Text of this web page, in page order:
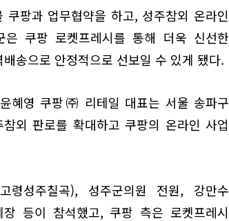
팡과 업무협약을 하고, 성주참외 온라인
쿠팡 로켓프레시를 통해 더욱 신선한
송으로 안정적으로 선보일 수 있게 됐다.
혜영 쿠팡㈜ 리테일 대표는 서울 송파구
외 판로를 확대하고 쿠팡의 온라인 사업
령성주칠곡), 성주군의원 전원, 강만수
등이 참석했고, 쿠팡 측은 로켓프레시